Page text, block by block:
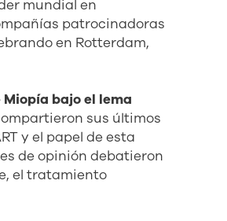
mundial en
patrocinadoras
en Rotterdam,
bajo el lema
sus últimos
y el papel de esta
de opinión debatieron
el tratamiento